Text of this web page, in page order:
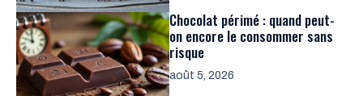
Chocolat périmé : quand peut-
on encore le consommer sans
risque
août 5, 2026